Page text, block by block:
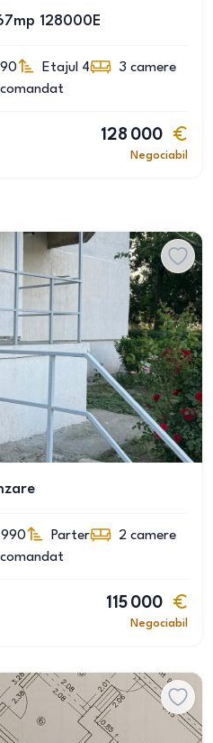
128000E
Etajul 4 3 camere
128 000
Negociabil
Parter 2 camere
115 000
Negociabil